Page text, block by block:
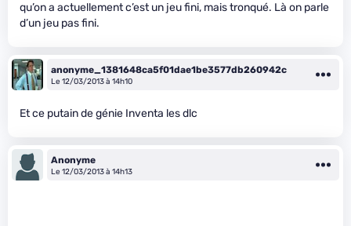
qu’on a actuellement c’est un jeu fini, mais tronqué. Là on parle
d’un jeu pas fini.
anonyme_1381648ca5f01dae1be3577db260942c
Le 12/03/2013 à 14h10
Et ce putain de génie Inventa les dlc
Anonyme
Le 12/03/2013 à 14h13